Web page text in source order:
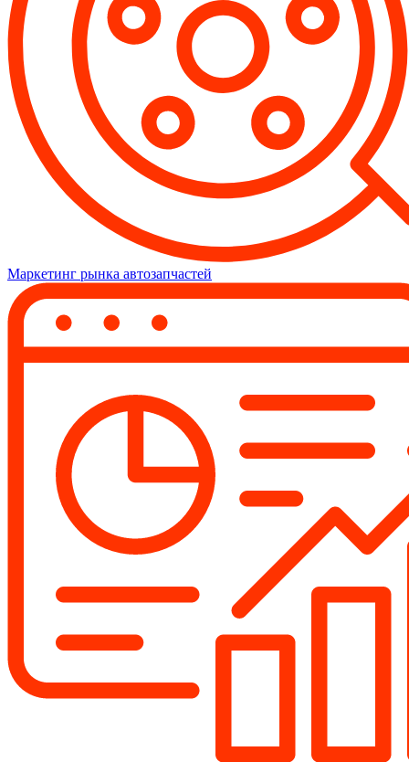
Маркетинг рынка автозапчастей